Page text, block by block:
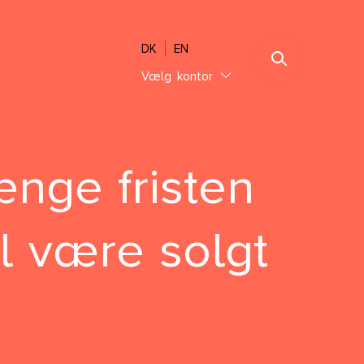
DK
EN
Vælg kontor
Thisted
Aalborg & Brønderslev
Sjælland
fristen
være solgt